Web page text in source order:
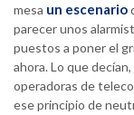
mesa un escenario
parecer unos
puestos a poner el
ahora. Lo que
operadoras de
ese principio de